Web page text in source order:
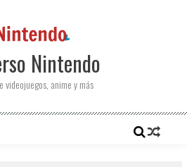
Nintendo
videojuegos, anime y más